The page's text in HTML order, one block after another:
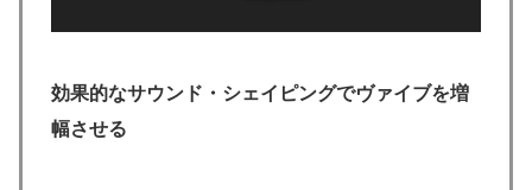
効果的なサウンド・シェイピングでヴァイブを増
幅させる